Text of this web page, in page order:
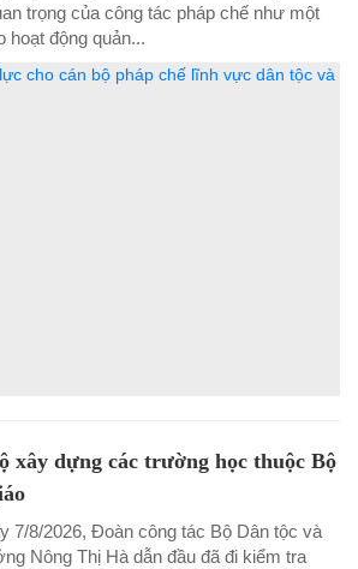
trọng của công tác pháp chế như một
hoạt động quản...
xây dựng các trường học thuộc Bộ
7/8/2026, Đoàn công tác Bộ Dân tộc và
Nông Thị Hà dẫn đầu đã đi kiểm tra